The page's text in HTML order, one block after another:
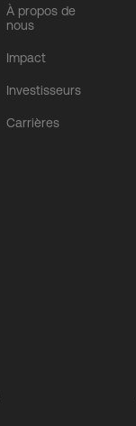
À propos de
nous
Impact
Investisseurs
Carrières